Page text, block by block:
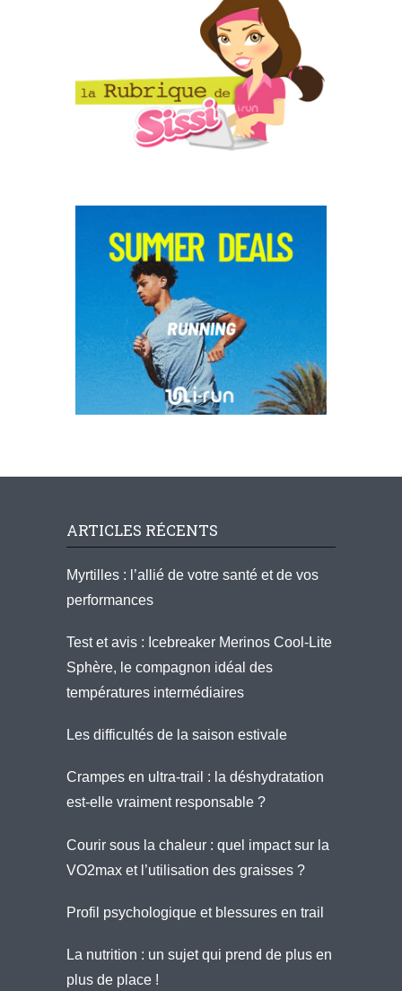
ARTICLES RÉCENTS
Myrtilles : l’allié de votre santé et de vos
performances
Test et avis : Icebreaker Merinos Cool-Lite
Sphère, le compagnon idéal des
températures intermédiaires
Les difficultés de la saison estivale
Crampes en ultra-trail : la déshydratation
est-elle vraiment responsable ?
Courir sous la chaleur : quel impact sur la
VO2max et l’utilisation des graisses ?
Profil psychologique et blessures en trail
La nutrition : un sujet qui prend de plus en
plus de place !